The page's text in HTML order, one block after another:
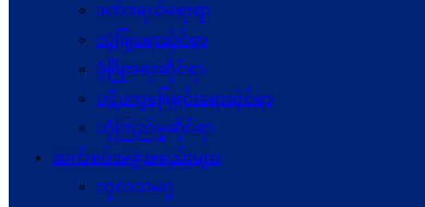
ဖက်ဒရယ်ရေးရာ
လုံခြုံရေးဆိုင်ရာ
ဖွံဖြိုးရေးဆိုင်ရာ
ပဋိပက္ခ‌ဖြေရှင်းရေးဆိုင်ရာ
ယုံကြည်မှုဆိုင်ရာ
ဆက်စပ်အဖွဲ့အစည်းများ
ကုလသမဂ္ဂ